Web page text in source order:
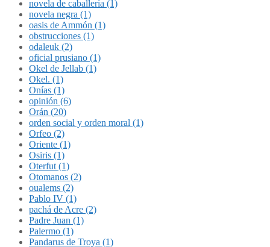
novela de caballería (1)
novela negra (1)
oasis de Ammón (1)
obstrucciones (1)
odaleuk (2)
oficial prusiano (1)
Okel de Jellab (1)
Okel. (1)
Onías (1)
opinión (6)
Orán (20)
orden social y orden moral (1)
Orfeo (2)
Oriente (1)
Osiris (1)
Oterfut (1)
Otomanos (2)
oualems (2)
Pablo IV (1)
pachá de Acre (2)
Padre Juan (1)
Palermo (1)
Pandarus de Troya (1)